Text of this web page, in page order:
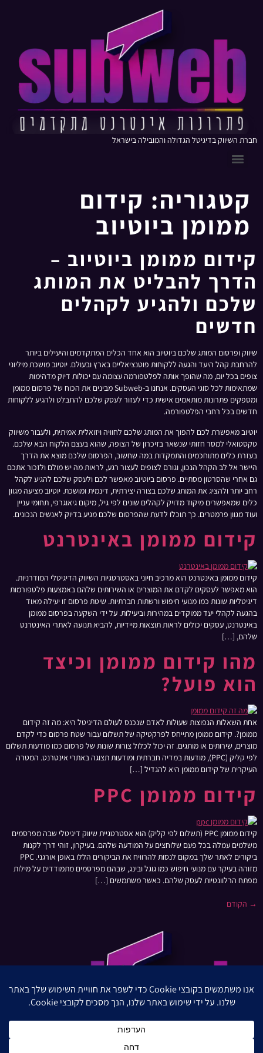
חברת השיווק בדיגיטל הגדולה והמובילה בישראל
קטגוריה: קידום
ממומן ביוטיוב
קידום ממומן ביוטיוב –
הדרך להבליט את המותג
שלכם ולהגיע לקהלים
חדשים
שיווק ופרסום המותג שלכם ביוטיוב הוא אחד הכלים המתקדמים והיעילים ביותר
להרחבת קהל היעד והגעה ללקוחות פוטנציאליים בארץ ובעולם. יוטיוב מושכת מיליוני
צופים בכל יום, מה שהופך אותה לפלטפורמה עצומה עם יכולות דיוק מדהימות
שמתאימות לכל סוגי העסקים. אנחנו ב-Subweb מבינים את הכוח של פרסום ממומן
ומספקים פתרונות מותאמים אישית כדי לעזור לעסק שלכם להתבלט ולהגיע ללקוחות
חדשים בכל רחבי הפלטפורמה.
יוטיוב מאפשרת לכם להפוך את המותג שלכם לחוויה ויזואלית אמיתית, ולעבור משיווק
טקסטואלי למסר חזותי שנשאר בזיכרון של הצופה, שהוא בעצם הלקוח הבא שלכם.
בעזרת כלים מתוחכמים והתמקדות במה שחשוב, הפרסום שלכם מוצא את הדרך
היישר אל לב הקהל הנכון, וגורם לצופים לעצור רגע, לראות מה יש מולם ולזכור אתכם
גם אחרי שהסרטון מסתיים. פרסום ביוטיוב מאפשר לכם ולעסק שלכם להגיע לקהל
רחב יותר ולהציג את המותג שלכם בצורה יצירתית, דינמית ומושכת. יוטיוב מציעה מגוון
כלים שמאפשרים מיקוד מדויק לקהלים שונים לפי גיל, מיקום גיאוגרפי, תחומי עניין
ועוד מגוון פרמטרים. כך תוכלו לדעת שהפרסום שלכם מגיע בדיוק לאנשים הנכונים.
קידום ממומן באינטרנט
קידום ממומן באינטרנט הוא מרכיב חיוני באסטרטגיות השיווק הדיגיטלי המודרניות.
הוא מאפשר לעסקים לקדם את המוצרים או השירותים שלהם באמצעות פלטפורמות
דיגיטליות שונות כמו מנועי חיפוש ורשתות חברתיות. שיטת פרסום זו יעילה מאוד
בהגעה לקהלי יעד ממוקדים במהירות וביעילות. על ידי השקעה בפרסום ממומן
באינטרנט, עסקים יכולים לראות תוצאות מיידיות, להביא תנועה לאתרי האינטרנט
שלהם, […]
מהו קידום ממומן וכיצד
הוא פועל?
אחת השאלות הנפוצות שעולות לאדם שנכנס לעולם הדיגיטל היא: מה זה קידום
ממומן?. קידום ממומן מתייחס לפרקטיקה של תשלום עבור שטח פרסום כדי לקדם
מוצרים, שירותים או מותגים. זה יכול לכלול צורות שונות של פרסום כמו מודעות תשלום
לפי קליק (PPC), מודעות במדיה חברתית ומודעות תצוגה באתרי אינטרנט. המטרה
העיקרית של קידום ממומן היא להגדיל […]
קידום ממומן PPC
קידום ממומן PPC (תשלום לפי קליק) הוא אסטרטגיית שיווק דיגיטלי שבה מפרסמים
משלמים עמלה בכל פעם שלוחצים על המודעה שלהם. בעיקרון, זוהי דרך לקנות
ביקורים לאתר שלך במקום לנסות להרוויח את הביקורים הללו באופן אורגני. PPC
מזוהה בעיקר עם מנועי חיפוש כמו גוגל ובינג, שבהם מפרסמים מתמודדים על מילות
מפתח הרלוונטיות לעסק שלהם. כאשר משתמשים […]
→ הקודם